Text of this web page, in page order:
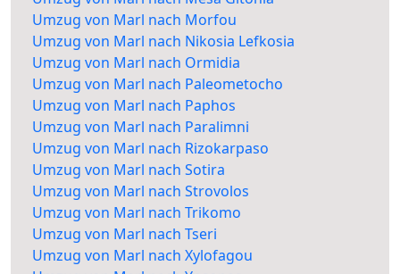
Umzug von Marl nach Morfou
Umzug von Marl nach Nikosia Lefkosia
Umzug von Marl nach Ormidia
Umzug von Marl nach Paleometocho
Umzug von Marl nach Paphos
Umzug von Marl nach Paralimni
Umzug von Marl nach Rizokarpaso
Umzug von Marl nach Sotira
Umzug von Marl nach Strovolos
Umzug von Marl nach Trikomo
Umzug von Marl nach Tseri
Umzug von Marl nach Xylofagou